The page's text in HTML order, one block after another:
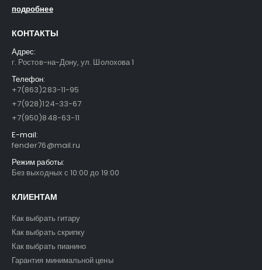
5400
6300 5400
подробнее
КОНТАКТЫ
Адрес:
г. Ростов-на-Дону, ул. Шолохова 1
Телефон:
+7(863)283-11-95
+7(928)124-33-67
+7(950)848-63-11
E-mail:
fender76@mail.ru
Режим работы:
Без выходных с 10:00 до 19:00
КЛИЕНТАМ
Как выбрать гитару
Как выбрать скрипку
Как выбрать пианино
Гарантия минимальной цены